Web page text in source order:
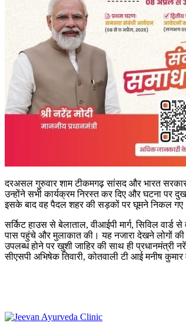
दरअसल गुरुवार शाम टीकमगढ़ सांसद और भारत सरकार
उन्होंने सभी कार्यक्रम निरस्त कर दिए और घटना पर
इसके बाद वह पैदल शहर की सड़कों पर घूमने निकल
सर्किट हाउस से बेलाताल, वीआईपी मार्ग, सिविल
पास पहुंचे और मुलाकात की। यह नजारा देखने लोगों की
उपलब्ध होने पर खुशी जाहिर की साथ ही प्रधानमंत्री
सीएसपी अभिषेक तिवारी, कोतवाली टी आई मनीष